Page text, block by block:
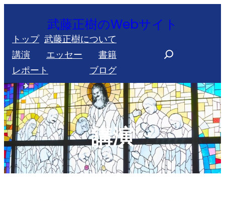
を
ス
キ
ッ
プ
武藤正樹のWebサイト
トップ 武藤正樹について
講演
エッセー
書籍
レポート
ブログ
r
c
h
講演